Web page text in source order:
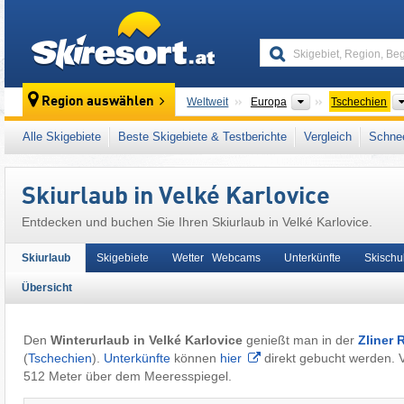
Region auswählen Weltweit Europa Kontinente
Tschechien
Dieser Ort liegt auch in: Wsetiner Berge
Osteuropa Mitteleuropa
Alle Skigebiete Beste Skigebiete & Testberichte Vergleich
Skiurlaub in Velké Karlovice
Entdecken und buchen Sie Ihren Skiurlaub in Velké Karlovice.
Skiurlaub
Übersicht
Skigebiete Wetter Webcams Unterkünfte
Den Winterurlaub in Velké Karlovicegenießt man in der Zliner
(Tschechien). Unterkünftekönnen hier
direkt gebucht werden.
512 Meter über dem Meeresspiegel.